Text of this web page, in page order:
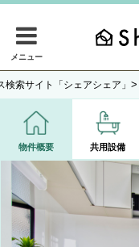
メニュー
検索サイト「シェアシェア」 >
物件概要 共用設備
4/18